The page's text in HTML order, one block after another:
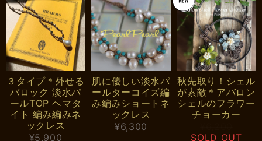
３タイプ＊外せる
バロック 淡水パ
ールTOP ヘマタ
イト 編み編みネ
ックレス
¥5,900
肌に優しい淡水パ
ールターコイズ編
み編みショートネ
ックレス
¥6,300
秋先取り！シェル
が素敵＊アバロン
シェルのフラワー
チョーカー
SOLD OUT